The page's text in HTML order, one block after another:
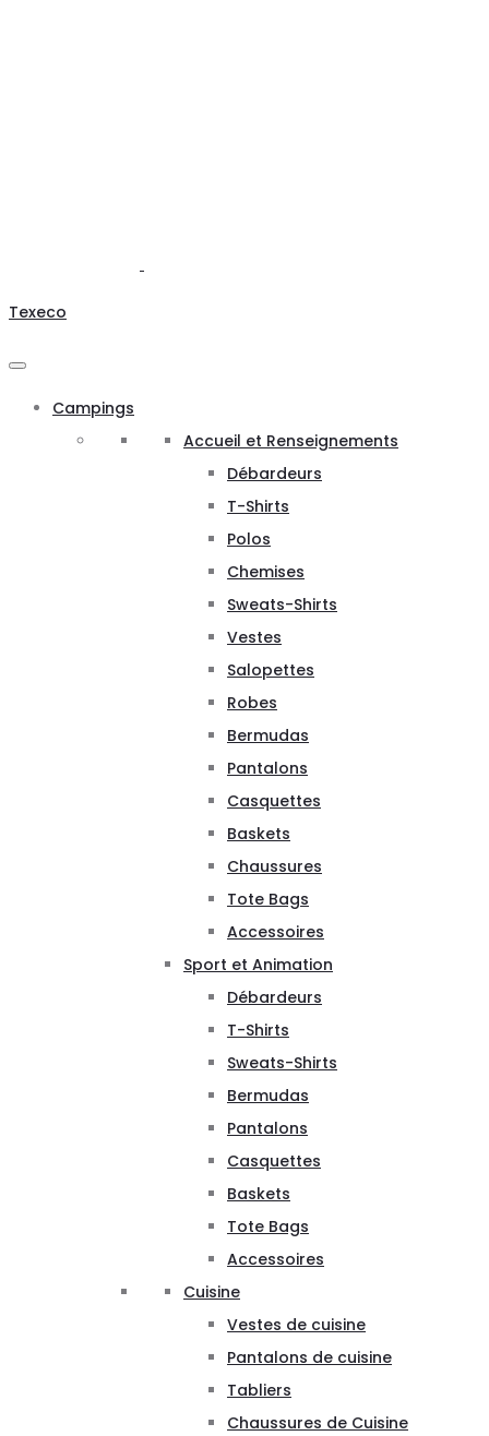
Texeco
Campings
Accueil et Renseignements
Débardeurs
T-Shirts
Polos
Chemises
Sweats-Shirts
Vestes
Salopettes
Robes
Bermudas
Pantalons
Casquettes
Baskets
Chaussures
Tote Bags
Accessoires
Sport et Animation
Débardeurs
T-Shirts
Sweats-Shirts
Bermudas
Pantalons
Casquettes
Baskets
Tote Bags
Accessoires
Cuisine
Vestes de cuisine
Pantalons de cuisine
Tabliers
Chaussures de Cuisine